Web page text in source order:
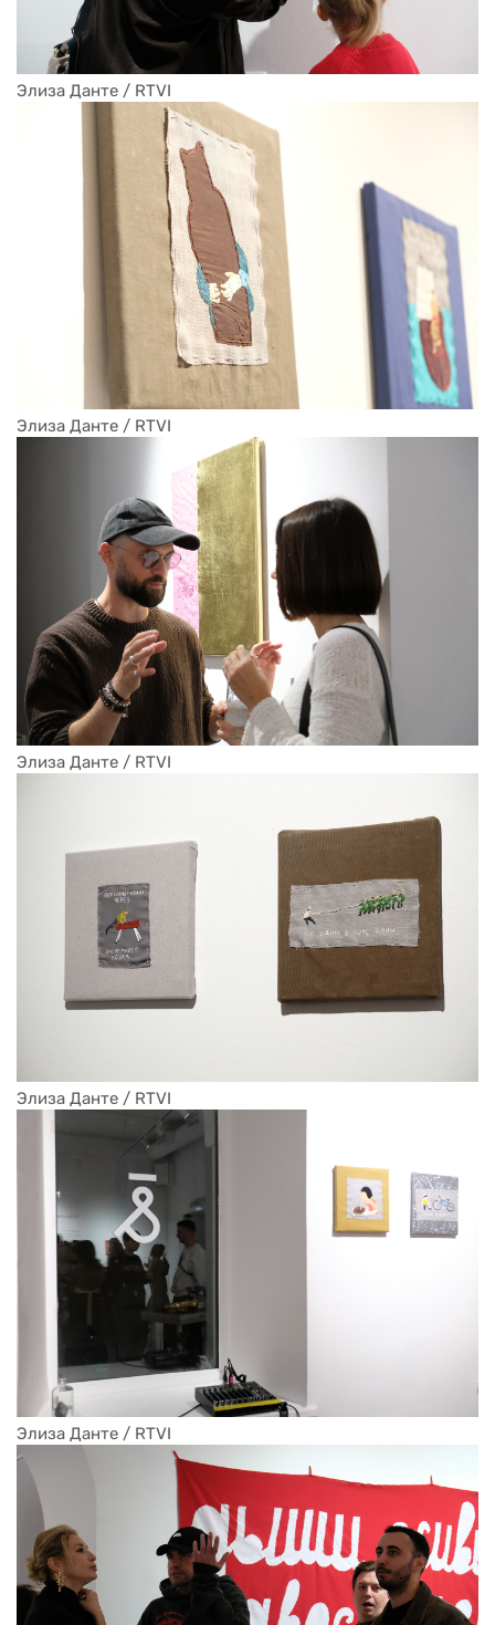
Элиза Данте / RTVI
Элиза Данте / RTVI
Элиза Данте / RTVI
Элиза Данте / RTVI
Элиза Данте / RTVI